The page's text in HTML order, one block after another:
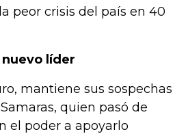
peor crisis del país en 40
líder
mantiene sus sospechas
quien pasó de
el poder a apoyarlo